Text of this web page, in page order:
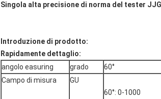
Singola alta precisione di norma del tester
Introduzione di prodotto:
Rapidamente dettaglio:
angolo easuring
grado 60°
Campo di misura
GU
60°: 0-1000